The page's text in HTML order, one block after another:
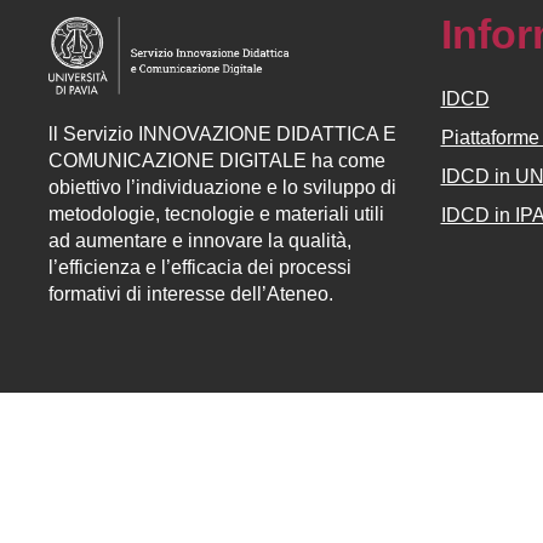
Servizio INNOVAZIONE DIDATTICA E
COMUNICAZIONE DIGITALE ha come
obiettivo l’individuazione e lo sviluppo di
metodologie, tecnologie e materiali utili
ad aumentare e innovare la qualità,
l’efficienza e l’efficacia dei processi
formativi di interesse dell’Ateneo.
IDCD
IDCD in
IDCD in IPA